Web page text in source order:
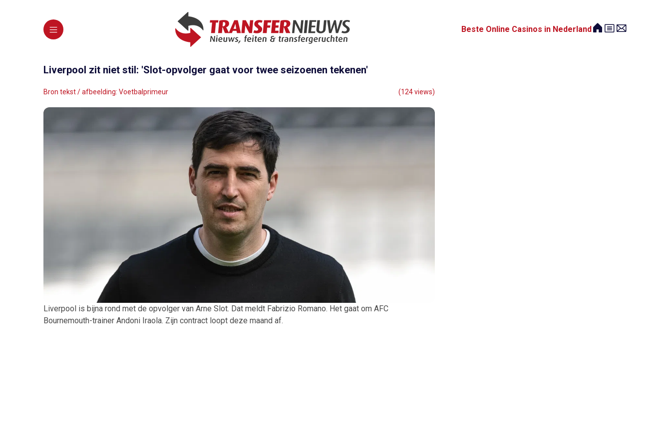
Beste Online Casinos in Nederland
Liverpool zit niet stil: 'Slot-opvolger gaat voor twee seizoenen tekenen'
Bron tekst / afbeelding: Voetbalprimeur (124 views)
Liverpool is bijna rond met de opvolger van Arne Slot. Dat meldt Fabrizio Romano. Het gaat om AFC
Bournemouth-trainer Andoni Iraola. Zijn contract loopt deze maand af.